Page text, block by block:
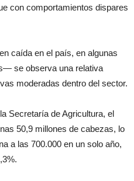
con comportamientos dispares
caída en el país, en algunas
se observa una relativa
moderadas dentro del sector.
Secretaría de Agricultura, el
50,9 millones de cabezas, lo
a las 700.000 en un solo año,